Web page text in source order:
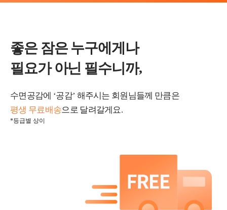
좋은 잠은 누구에게나
필요가 아닌 필수니까,
수면공감에 ‘공감’ 해주시는 회원님들께 만큼은
평생 무료배송으로 달려갈게요.
*등급별 상이